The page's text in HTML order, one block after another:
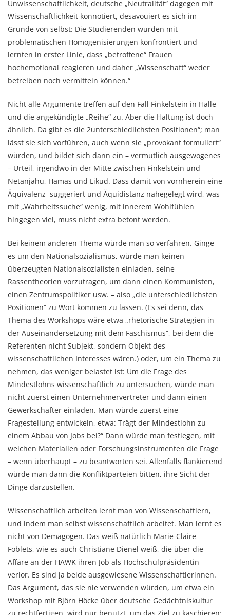
Unwissenschaftlichkeit, deutsche „Neutralität“ dagegen mit
Wissenschaftlichkeit konnotiert, desavouiert es sich im
Grunde von selbst: Die Studierenden wurden mit
problematischen Homogenisierungen konfrontiert und
lernten in erster Linie, dass „betroffene“ Frauen
hochemotional reagieren und daher „Wissenschaft“ weder
betreiben noch vermitteln können.“
Nicht alle Argumente treffen auf den Fall Finkelstein in Halle
und die angekündigte „Reihe“ zu. Aber die Haltung ist doch
ähnlich. Da gibt es die 2unterschiedlichsten Positionen“; man
lässt sie sich vorführen, auch wenn sie „provokant formuliert“
würden, und bildet sich dann ein – vermutlich ausgewogenes
– Urteil, irgendwo in der Mitte zwischen Finkelstein und
Netanjahu, Hamas und Likud. Dass damit von vornherein eine
Äquivalenz suggeriert und Äquidistanz nahegelegt wird, was
mit „Wahrheitssuche“ wenig, mit innerem Wohlfühlen
hingegen viel, muss nicht extra betont werden.
Bei keinem anderen Thema würde man so verfahren. Ginge
es um den Nationalsozialismus, würde man keinen
überzeugten Nationalsozialisten einladen, seine
Rassentheorien vorzutragen, um dann einen Kommunisten,
einen Zentrumspolitiker usw. – also „die unterschiedlichsten
Positionen“ zu Wort kommen zu lassen. (Es sei denn, das
Thema des Workshops wäre etwa „rhetorische Strategien in
der Auseinandersetzung mit dem Faschismus“, bei dem die
Referenten nicht Subjekt, sondern Objekt des
wissenschaftlichen Interesses wären.) oder, um ein Thema zu
nehmen, das weniger belastet ist: Um die Frage des
Mindestlohns wissenschaftlich zu untersuchen, würde man
nicht zuerst einen Unternehmervertreter und dann einen
Gewerkschafter einladen. Man würde zuerst eine
Fragestellung entwickeln, etwa: Trägt der Mindestlohn zu
einem Abbau von Jobs bei?“ Dann würde man festlegen, mit
welchen Materialien oder Forschungsinstrumenten die Frage
– wenn überhaupt – zu beantworten sei. Allenfalls flankierend
würde man dann die Konfliktparteien bitten, ihre Sicht der
Dinge darzustellen.
Wissenschaftlich arbeiten lernt man von Wissenschaftlern,
und indem man selbst wissenschaftlich arbeitet. Man lernt es
nicht von Demagogen. Das weiß natürlich Marie-Claire
Foblets, wie es auch Christiane Dienel weiß, die über die
Affäre an der HAWK ihren Job als Hochschulpräsidentin
verlor. Es sind ja beide ausgewiesene Wissenschaftlerinnen.
Das Argument, das sie nie verwenden würden, um etwa ein
Workshop mit Björn Höcke über deutsche Gedächtniskultur